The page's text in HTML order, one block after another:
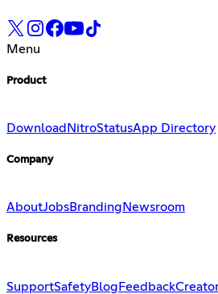
Menu
Product
Download NitroStatusApp Directory
Company
AboutJobsBranding Newsroom
Resources
SupportSafetyBlog Feedback